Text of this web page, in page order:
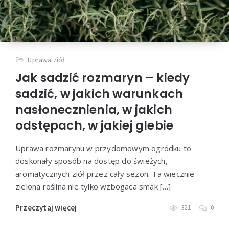
Uprawa ziół
Jak sadzić rozmaryn – kiedy
sadzić, w jakich warunkach
nasłonecznienia, w jakich
odstępach, w jakiej glebie
Uprawa rozmarynu w przydomowym ogródku to
doskonały sposób na dostęp do świeżych,
aromatycznych ziół przez cały sezon. Ta wiecznie
zielona roślina nie tylko wzbogaca smak […]
Przeczytaj więcej 321 0